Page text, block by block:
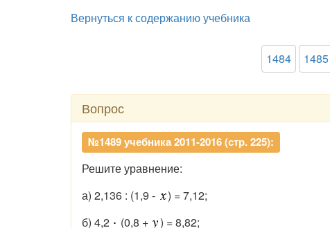
Вернуться к содержанию учебника
1484 1485
Вопрос
№1489 учебника 2011-2016 (стр. 225):
Решите уравнение:
а) 2,136 : (1,9 -
) = 7,12;
б) 4,2
(0,8 +
) = 8,82;